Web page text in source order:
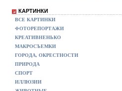
КАРТИНКИ
ВСЕ КАРТИНКИ
ФОТОРЕПОРТАЖИ
КРЕАТИВНЕНЬКО
МАКРОСЪЕМКИ
ГОРОДА, ОКРЕСТНОСТИ
ПРИРОДА
СПОРТ
ИЛЛЮЗИИ